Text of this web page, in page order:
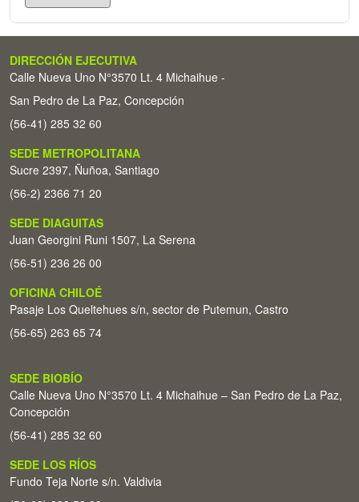
DIRECCIÓN EJECUTIVA
Calle Nueva Uno N°3570 Lt. 4 Michaihue -
San Pedro de La Paz, Concepción
(56-41) 285 32 60
SEDE METROPOLITANA
Sucre 2397, Ñuñoa, Santiago
(56-2) 2366 71 20
SEDE DIAGUITAS
Juan Georgini Runi 1507, La Serena
(56-51) 236 26 00
OFICINA CHILOÉ
Pasaje Los Queltehues s/n, sector de Putemun, Castro
(56-65) 263 65 74
SEDE BIOBÍO
Calle Nueva Uno N°3570 Lt. 4 Michaihue – San Pedro de La Paz,
Concepción
(56-41) 285 32 60
SEDE LOS RÍOS
Fundo Teja Norte s/n. Valdivia